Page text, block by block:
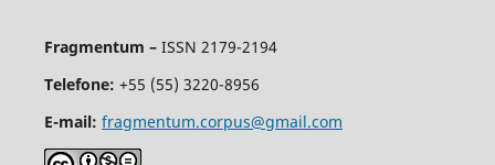
Fragmentum – ISSN 2179-2194
Telefone: +55 (55) 3220-8956
E-mail: fragmentum.corpus@gmail.com